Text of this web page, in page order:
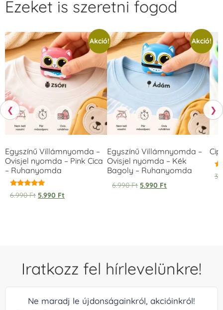
❮
Ezeket is szeretni fogod
Akció!
Egyszínű Villámnyomda –
Ovisjel nyomda – Pink Cica
– Ruhanyomda
Értékelés:
5.00
6.990Ft 5.990 Ft
Akció!
Egyszínű Villámnyomda –
Ovisjel nyomda – Kék
Bagoly – Ruhanyomda
6.990Ft 5.990 Ft
❯
Iratkozz fel hírlevelünkre!
Ne maradj le újdonságainkról, akcióinkról!